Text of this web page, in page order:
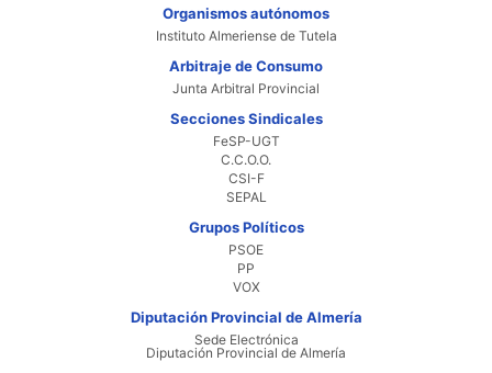
Organismos autónomos
Instituto Almeriense de Tutela
Arbitraje de Consumo
Junta Arbitral Provincial
Secciones Sindicales
FeSP-UGT
C.C.O.O.
CSI-F
SEPAL
Grupos Políticos
PSOE
PP
VOX
Diputación Provincial de Almería
Sede Electrónica
Diputación Provincial de Almería